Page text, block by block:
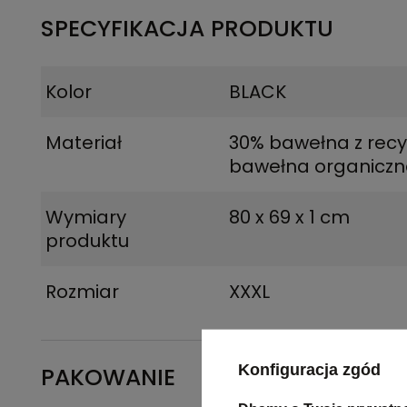
SPECYFIKACJA PRODUKTU
Kolor
BLACK
Materiał
30% bawełna z
bawełna
Wymiary
produktu
80 x 69 x 1 cm
Rozmiar XXXL
PAKOWANIE Konfiguracja zgód